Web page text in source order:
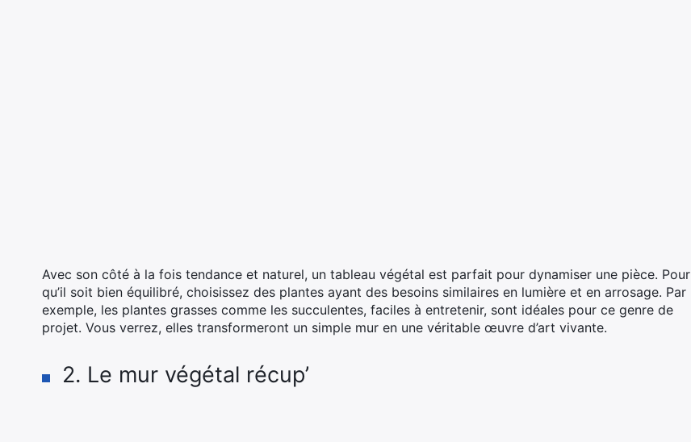
Avec son côté à la fois tendance et naturel, un tableau végétal est parfait pour dynamiser une pièce. Pour
qu’il soit bien équilibré, choisissez des plantes ayant des besoins similaires en lumière et en arrosage. Par
exemple, les plantes grasses comme les succulentes, faciles à entretenir, sont idéales pour ce genre de
projet. Vous verrez, elles transformeront un simple mur en une véritable œuvre d’art vivante.
2. Le mur végétal récup’